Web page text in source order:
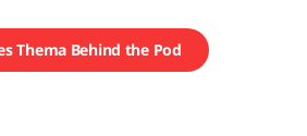
Thema Behind the Pod